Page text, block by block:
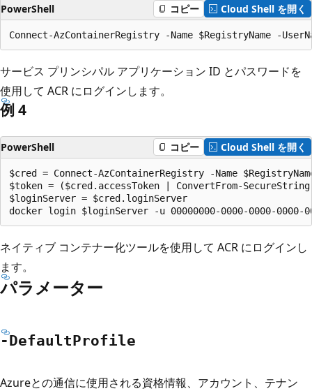
PowerShell コピー Cloud Shell を開く
サービス プリンシパル アプリケーション ID とパスワードを
使用して ACR にログインします。
例 4
PowerShell コピー Cloud Shell を開く
$cred = Connect-AzContainerRegistry -Name
$token = ($cred.accessToken | ConvertFrom-
$loginServer = $cred.loginServer
ネイティブ コンテナー化ツールを使用して ACR にログインし
ます。
パラメーター
-DefaultProfile
Azureとの通信に使用される資格情報、アカウント、テナン